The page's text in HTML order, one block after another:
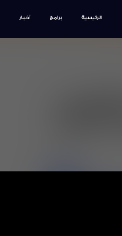
الرئيسية برامج أخبار